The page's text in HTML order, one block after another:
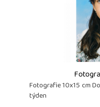
Fotografie 10x15 cm
týden